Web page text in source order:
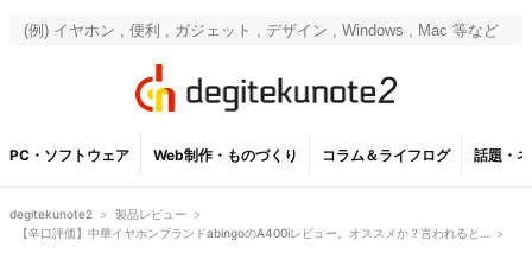
PC・ソフトウェア Web制作・ものづくり コラム＆ライフログ 話題・
degitekunote2 > 製品レビュー
>
【辛口評価】中華イヤホンブランドabingoのA400iレビュー。オススメか？言われると…
>